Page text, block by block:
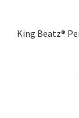
King Beatz®